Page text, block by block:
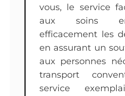
vous, le service
aux soins
efficacement les
en assurant un
aux personnes
transport
service